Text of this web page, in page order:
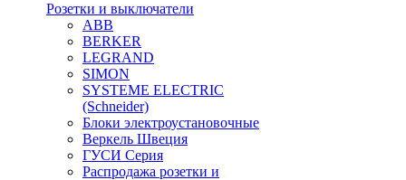
Розетки и выключатели
ABB
BERKER
LEGRAND
SIMON
SYSTEME ELECTRIC
(Schneider)
Блоки электроустановочные
Веркель Швеция
ГУСИ Серия
Распродажа розетки и